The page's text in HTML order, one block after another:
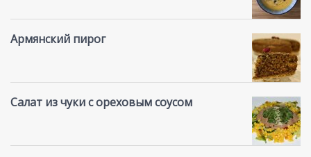
Армянский пирог
Салат из чуки с ореховым соусом